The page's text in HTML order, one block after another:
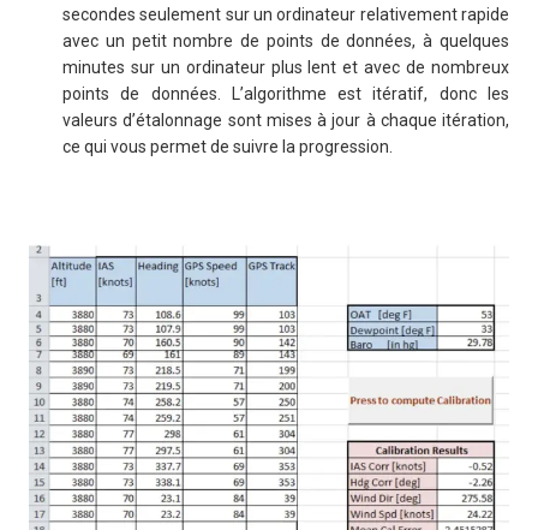
secondes seulement sur un ordinateur relativement rapide
avec un petit nombre de points de données, à quelques
minutes sur un ordinateur plus lent et avec de nombreux
points de données. L’algorithme est itératif, donc les
valeurs d’étalonnage sont mises à jour à chaque itération,
ce qui vous permet de suivre la progression.